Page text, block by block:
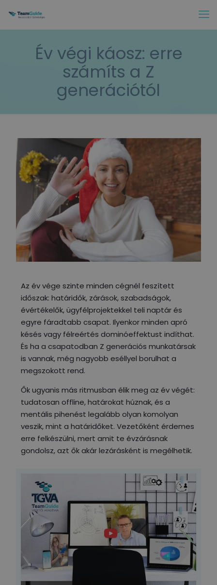
Év végi káosz: erre
számíts a Z
generációtól
Az év vége szinte minden cégnél feszített
időszak: határidők, zárások, szabadságok,
évértékelők, ügyfélprojektekkel teli naptár és
egyre fáradtabb csapat. Ilyenkor minden apró
késés vagy félreértés dominóeffektust indíthat.
És ha a csapatodban Z generációs munkatársak
is vannak, még nagyobb eséllyel borulhat a
megszokott rend.
Ők ugyanis más ritmusban élik meg az év végét:
tudatosan offline, határokat húznak, és a
mentális pihenést legalább olyan komolyan
veszik, mint a határidőket. Vezetőként érdemes
erre felkészülni, mert amit te évzárásnak
gondolsz, azt ők akár lezárásként is megélhetik.